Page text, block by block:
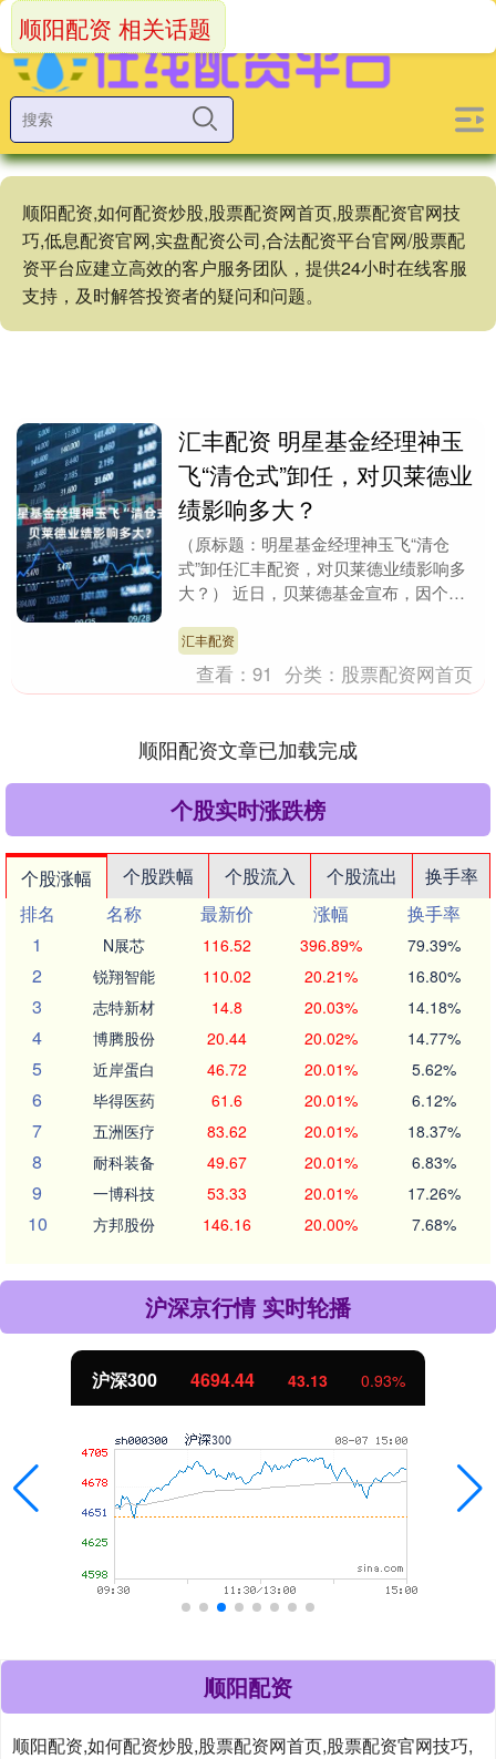
顺阳配资,如何配资炒股,股票配资网首页,股票配资官网技
巧,低息配资官网,实盘配资公司,合法配资平台官网/股票配
资平台应建立高效的客户服务团队，提供24小时在线客服
支持，及时解答投资者的疑问和问题。
顺阳配资 相关话题
汇丰配资 明星基金经理神玉
飞“清仓式”卸任，对贝莱德业
绩影响多大？
（原标题：明星基金经理神玉飞“清仓
式”卸任汇丰配资，对贝莱德业绩影响多
大？） 近日，贝莱德基金宣布，因个人
莱德行业优选的基金....
汇丰配资
查看：91 分类： 股票配资网首页
顺阳配资文章已加载完成
个股实时涨跌榜
个股涨幅 个股跌幅 个股流入 个股流出
换手率
排名
名称 最新价 涨幅
换手率
1
N展芯 116.52 396.89% 79.39%
2 锐翔智能 110.02 20.21% 16.80%
3 志特新材 14.8 20.03% 14.18%
4 博腾股份 20.44 20.02% 14.77%
5 近岸蛋白 46.72 20.01% 5.62%
6 毕得医药 61.6 20.01% 6.12%
7 五洲医疗 83.62 20.01% 18.37%
8 耐科装备 49.67 20.01% 6.83%
9 一博科技 53.33 20.01% 17.26%
10 方邦股份 146.16 20.00% 7.68%
沪深京行情 实时轮播
沪深300 4694.44 43.13 0.93%
顺阳配资
顺阳配资,如何配资炒股,股票配资网首页,股票配资官网技巧,